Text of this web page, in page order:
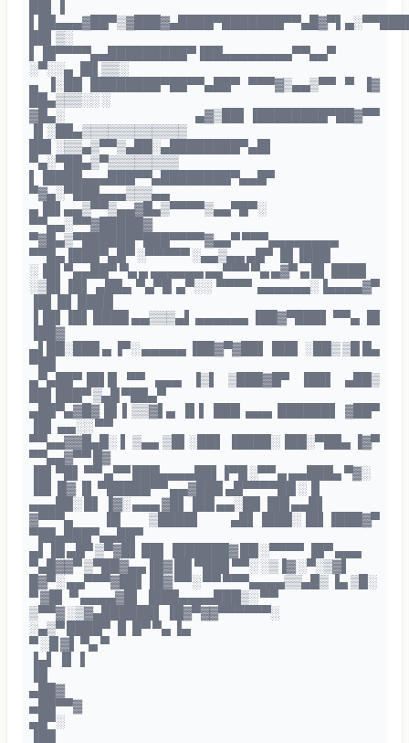
██▌▒░
▌▐█▀▀▀▀▄▄█████████▀▐██▄▄▄▄▄▄▄▄▀▀▄▄▀
░▀░░▄ ▐█▌▒▒░
▄ ▐░██ ████████▀██▀▀▄██▀ ▀▀▀▓▒▄▄▒▀▀ ▀ ▐▓
██▄▒▒▒░░ ░
▓█▄░ ▄▓▒██▌▐████████▀██▓▀▀
▐▌░██▄▒▒▒▒▒▒▒▒▒▒▒▒
██▌░▒▒▄▒▀▀▒▄██░▄████████▀▄█▌
▀▄░▀██▄▒▀▒▒▒▒▒▒▒▒
▌▐████▄▄▄███▀▀▄████████▀▄▄█▀
▀▓▄░▀███▄▄▄▒▒▒▄▄
▄▐█▌▄▄▒▀▀▒▄▄▓█▄▒▀▀▀▀▒▄▄▀█▀░
▀▀▄▄░▀▀▓█████▓
▀▓█▄▒▀██████▀███▀▀▀▀▓▄▄▀ ▀▀▀▄▄▄▄▄▄▄▄
▀▀█▄▐███▀▄█▀ ░▀▀▀▀▀ ░▄▄▒▄▄ ▄█▀ ▐█ ▐███
░▐█▌▀▄▄██▀ ▀▄ ▄ ▄▄▄▄▄▄ ▄▄▀▀▀ ▀▄ ▄▓▀ ▄ █▌ ████
░▒█▌▐█▌ ▄██▄ ▀▄▀█ ▄▀░░ ▀▀▀▀ ▄▄▄▄▄▄░▐▄▄▄▄▓▀
▐▐█▌▐█▌ ████ ▄▄▒▒▒▄▌ ▄▄▄▄▄▄ ▐██▓▀███▌ ▀▀▄ ▐█
▐██▓
▄▌██░███ ▄ ▐▀░ ▄▄▄▄▄ ▐██▓▀▓██▌▐██▌ ░██▒ ▒█ █▄
▀██
▄▀▄██▀▐█▌█ ▀▀ ▄▄▄ ▐▒▌ ▒███▓█▀ ▐██▌ ▄██▒
██▌███▀ ▒▄█ ▀██▄▀
▄██▀▄▓█▓▐█ ▌▒▒▓▌▄ ▐▌▌ ███ ▄▄▄ ██████▌ ▓██▀
▐█▌ ▄▄░░ ▀▀
▀▀▄▄▓▓█▄█░ ▌ ▒▄▄ ▒█▌░██▌ ▐████░▐██░▀██▄ ▐▓▀
▀▀▄▄▓▀▀ █▓
▐█▌▀█▌ ▀▀ ▄▀▀ ███▄▄▄▄██▌▐▀█ ░▀▀ ▄ ▄▄███▄ ▀▓░
▐█▌ █▓ ▐▌ ▀█████▀▀ ▄▄▓███ ▄█▀▀▀▀██ ░▐▌
▄▄▄██░ █▌ ▐▓░ ▄▄▄ ▓█▌▐██ ▄▄░██ ▐██ ▄▄█▌
▓▀▀▀▄ ▐█ ▒████▌ ▄█▌▐███░▐█▌▐███▓▀
▀██▄███▀▄▄██▀
▄▌▐█ ▄█▀ ▒▀▓█▌ ██▌▐██████▓ ██ ░▀▀▀▀ ▐█▀ ▄▄▄
▀▄█▓▓▀ ▒▀██▓▄▄▐█▓ ██ ▀███ ▀▀░ ░▒▐▓ ░▀░▒▓▌
█▓▀░ ▄▄▀▀▀▓██▌▐█▓ ▀▀░ ▀▀ ▀▀▀▄▄▄▄▒▒▄█▒ ▐▄ ▒█░
▀ ▓█▌ ▀ ▄▄▄▄▓█▌ ▐███▄▄▄▄███▒░ ▀▀
▒▀▀▓ ░▒▓▄██████▌ ▐█▓▀▓▓▀▀▀▀▀▀░
░▄▒▀ ████▀ ▐▌ █▀ ▀▄ ▐▄
▀ ░█ ▓▌ ▀▄ ▀
▐▄▌ ▐▌▐
▄██▓
▄██▀▀▓
▄█▀░